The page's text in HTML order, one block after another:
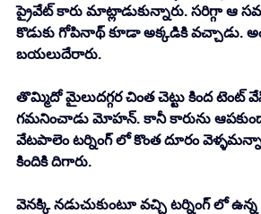
ప్రైవేట్ కారు మాట్లాడుకున్నారు. సరిగ్గా
కొడుకు గోపినాథ్ కూడా అక్కడికి వచ్చాడు.
బయలుదేరారు.
తొమ్మిదో మైలుదగ్గర చింత చెట్టు కింద టెంట్
గమనించాడు మోహన్. కానీ కారును ఆపకుండా
వేటపాలెం టర్నింగ్ లో కొంత దూరం
కిందికి దిగారు.
వెనక్కి నడుచుకుంటూ వచ్చి టర్నింగ్ లో